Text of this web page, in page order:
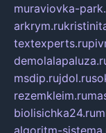
muraviovka-
arkrym.ru
textexperts.ru
msdip.rujdol.ru
rezemkleim.ru
biolisichka24.ru
algoritm-